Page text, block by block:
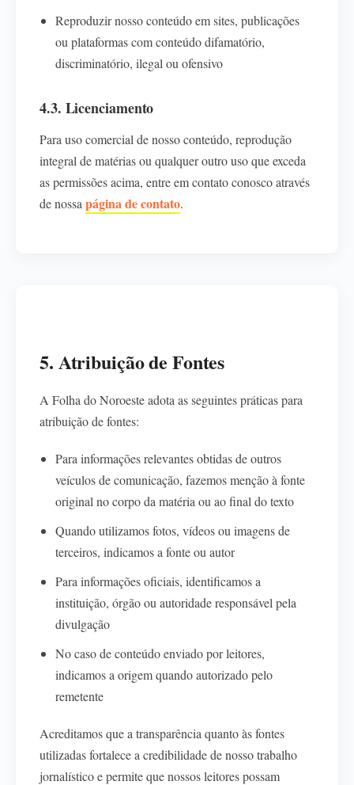
Reproduzir nosso conteúdo em sites, publicações
ou plataformas com conteúdo difamatório,
discriminatório, ilegal ou ofensivo
4.3. Licenciamento
Para uso comercial de nosso conteúdo, reprodução
integral de matérias ou qualquer outro uso que exceda
as permissões acima, entre em contato conosco através
de nossa página de contato.
5. Atribuição de Fontes
A Folha do Noroeste adota as seguintes práticas para
atribuição de fontes:
Para informações relevantes obtidas de outros
veículos de comunicação, fazemos menção à fonte
original no corpo da matéria ou ao final do texto
Quando utilizamos fotos, vídeos ou imagens de
terceiros, indicamos a fonte ou autor
Para informações oficiais, identificamos a
instituição, órgão ou autoridade responsável pela
divulgação
No caso de conteúdo enviado por leitores,
indicamos a origem quando autorizado pelo
remetente
Acreditamos que a transparência quanto às fontes
utilizadas fortalece a credibilidade de nosso trabalho
jornalístico e permite que nossos leitores possam